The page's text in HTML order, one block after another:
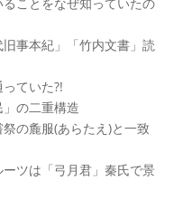
事本紀」「竹内文書」読
ていた?!
の二重構造
の麁服(あらたえ)と一致
ツは「弓月君」秦氏で景